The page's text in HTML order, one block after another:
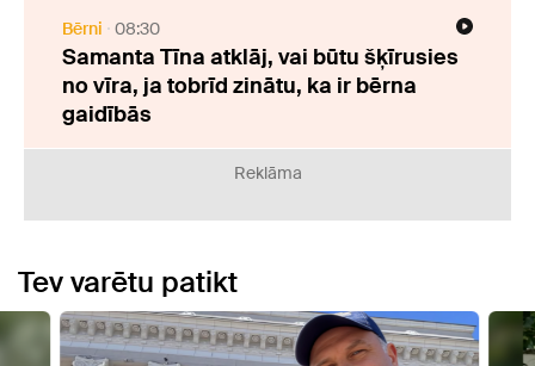
Bērni 08:30
Samanta Tīna atklāj, vai būtu šķīrusies
no vīra, ja tobrīd zinātu, ka ir bērna
gaidībās
Reklāma
Tev varētu patikt